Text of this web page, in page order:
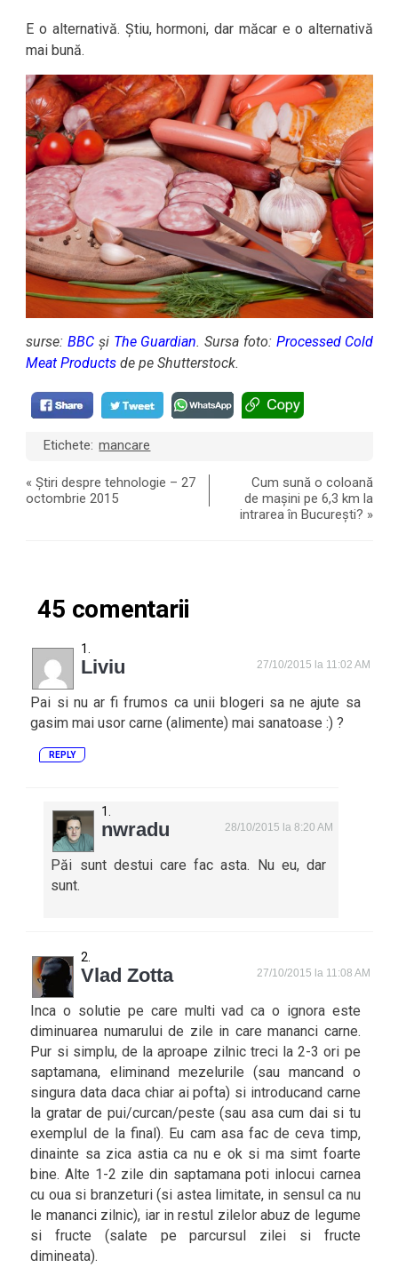
E o alternativă. Știu, hormoni, dar măcar e o alternativă
mai bună.
surse:BBC și The Guardian. Sursa foto: Processed Cold
Meat Products de pe Shutterstock.
Etichete: mancare
«Știri despre tehnologie – 27
octombrie 2015
Cum sună o coloană
de mașini pe 6,3 km la
intrarea în București? »
45 comentarii
Liviu 27/10/2015 la 11:02 AM
Pai si nu ar fi frumos ca unii blogeri sa ne ajute sa
gasim mai usor carne (alimente) mai sanatoase :) ?
REPLY
nwradu 28/10/2015 la 8:20 AM
Păi sunt destui care fac asta. Nu eu, dar
sunt.
Vlad Zotta 27/10/2015 la 11:08 AM
Inca o solutie pe care multi vad ca o ignora este
diminuarea numarului de zile in care mananci carne.
Pur si simplu, de la aproape zilnic treci la 2-3 ori pe
saptamana, eliminand mezelurile (sau mancand o
singura data daca chiar ai pofta) si introducand carne
la gratar de pui/curcan/peste (sau asa cum dai si tu
exemplul de la final). Eu cam asa fac de ceva timp,
dinainte sa zica astia ca nu e ok si ma simt foarte
bine. Alte 1-2 zile din saptamana poti inlocui carnea
cu oua si branzeturi (si astea limitate, in sensul ca nu
le mananci zilnic), iar in restul zilelor abuz de legume
si fructe (salate pe parcursul zilei si fructe
dimineata).